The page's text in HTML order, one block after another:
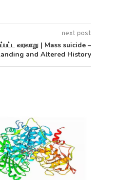
next post
வரலாறு | Mass suicide –
and Altered History